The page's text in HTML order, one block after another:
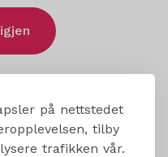
på nettstedet
tilby
trafikken vår.